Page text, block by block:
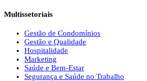
Multissetoriais
Gestão de Condomínios
Gestão e Qualidade
Hospitalidade
Marketing
Saúde e Bem-Estar
Segurança e Saúde no Trabalho